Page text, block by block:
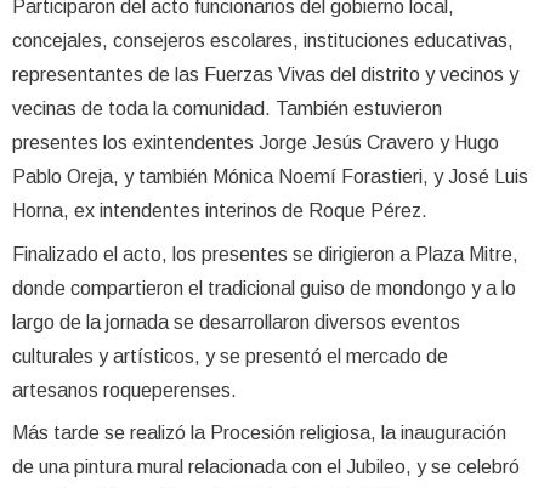
Participaron del acto funcionarios del gobierno local,
concejales, consejeros escolares, instituciones educativas,
representantes de las Fuerzas Vivas del distrito y vecinos y
vecinas de toda la comunidad. También estuvieron
presentes los exintendentes Jorge Jesús Cravero y Hugo
Pablo Oreja, y también Mónica Noemí Forastieri, y José Luis
Horna, ex intendentes interinos de Roque Pérez.
Finalizado el acto, los presentes se dirigieron a Plaza Mitre,
donde compartieron el tradicional guiso de mondongo y a lo
largo de la jornada se desarrollaron diversos eventos
culturales y artísticos, y se presentó el mercado de
artesanos roqueperenses.
Más tarde se realizó la Procesión religiosa, la inauguración
de una pintura mural relacionada con el Jubileo, y se celebró